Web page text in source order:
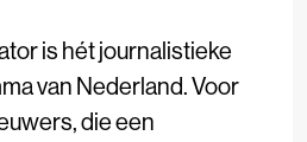
is hét journalistieke
van Nederland. Voor
die een